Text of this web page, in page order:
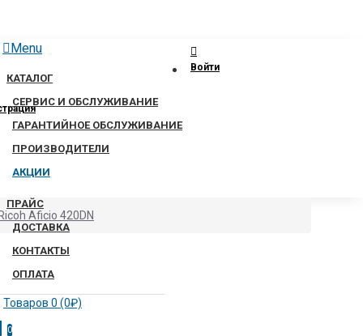
Menu
КАТАЛОГ
СЕРВИС И ОБСЛУЖИВАНИЕ
ГАРАНТИЙНОЕ ОБСЛУЖИВАНИЕ
ПРОИЗВОДИТЕЛИ
АКЦИИ
ПРАЙС
ДОСТАВКА
КОНТАКТЫ
ОПЛАТА
Товаров 0 (0₽)
0
Войти
Aficio 420DN